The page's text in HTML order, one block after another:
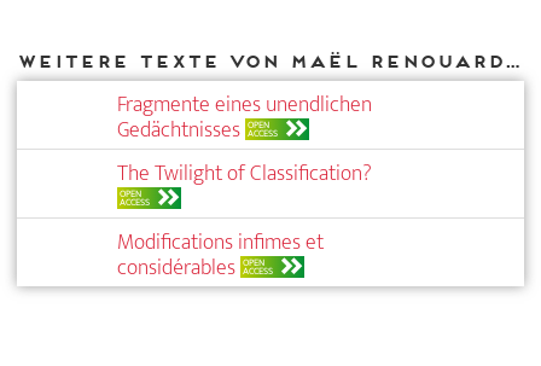
Weitere Texte von Maël Renouard bei DIAPHANES
Fragmente eines unendlichen
Gedächtnisses OPEN
ACCESS
The Twilight of Classi­fication?
OPEN
ACCESS
Modifications infimes et
considérables OPEN
ACCESS